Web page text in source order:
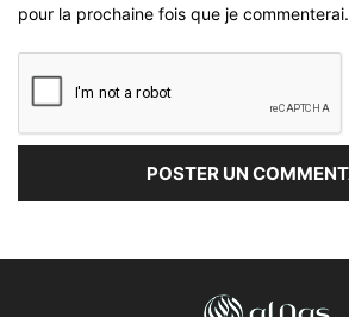
pour la prochaine fois que je commenterai.